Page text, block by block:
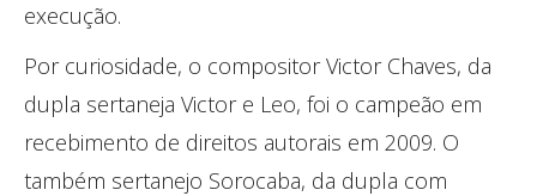
execução.
Por curiosidade, o compositor Victor Chaves, da
dupla sertaneja Victor e Leo, foi o campeão em
recebimento de direitos autorais em 2009. O
também sertanejo Sorocaba, da dupla com